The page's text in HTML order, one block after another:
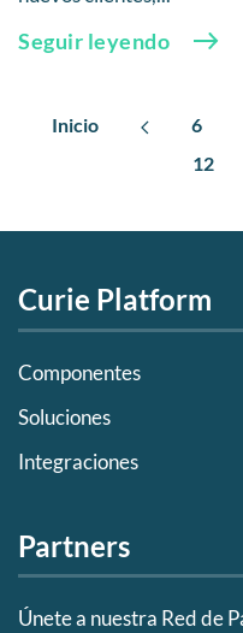
Seguir leyendo
Inicio 6
12
Curie Platform
Componentes
Soluciones
Integraciones
Partners
Únete a nuestra Red de